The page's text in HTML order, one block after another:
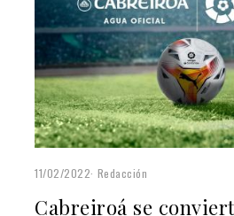
11/02/2022 Redacción
Cabreiroá se